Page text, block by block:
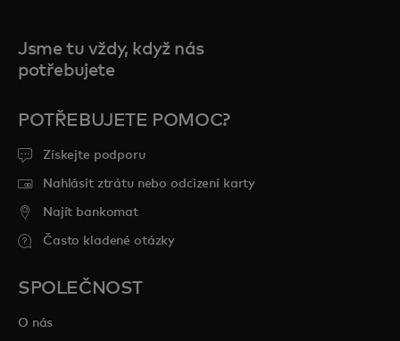
Jsme tu vždy, když nás
potřebujete
POTŘEBUJETE POMOC?
Získejte podporu
Nahlásit ztrátu nebo odcizení karty
Najít bankomat
Často kladené otázky
SPOLEČNOST
O nás